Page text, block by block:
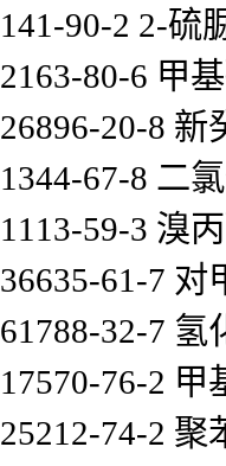
141-90-2 2-硫
2163-80-6 甲
26896-20-8 新
1344-67-8 二
1113-59-3 溴
36635-61-7
61788-32-7 氢
17570-76-2 甲
25212-74-2 聚